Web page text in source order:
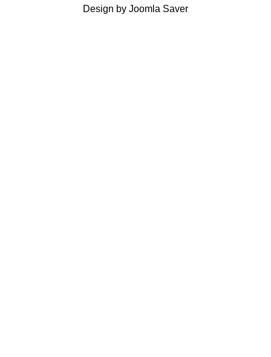
Design by Joomla Saver